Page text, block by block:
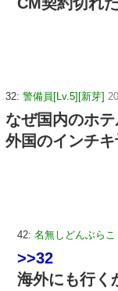
32: 警備員[Lv.5][新芽]
なぜ国内のホ
外国のインチ
42: 名無しどんぶらこ
>>32
海外にも行く